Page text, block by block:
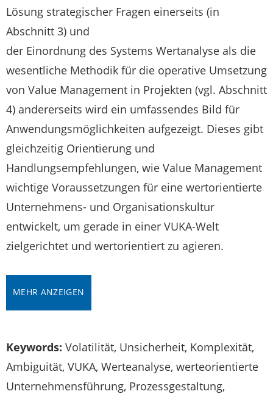
Lösung strategischer Fragen einerseits (in
Abschnitt 3) und
der Einordnung des Systems Wertanalyse als die
wesentliche Methodik für die operative Umsetzung
von Value Management in Projekten (vgl. Abschnitt
4) andererseits wird ein umfassendes Bild für
Anwendungsmöglichkeiten aufgezeigt. Dieses gibt
gleichzeitig Orientierung und
Handlungsempfehlungen, wie Value Management
wichtige Voraussetzungen für eine wertorientierte
Unternehmens- und Organisationskultur
entwickelt, um gerade in einer VUKA-Welt
zielgerichtet und wertorientiert zu agieren.
MEHR ANZEIGEN
Keywords: Volatilität, Unsicherheit, Komplexität,
Ambiguität, VUKA, Werteanalyse, werteorientierte
Unternehmensführung, Prozessgestaltung,